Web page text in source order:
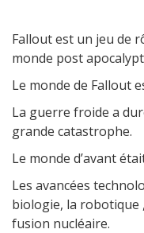
Fallout est un jeu de
monde post
Le monde de Fallout
La guerre froide a
grande catastrophe.
Le monde d’avant
Les avancées
biologie, la robotique
fusion nucléaire.